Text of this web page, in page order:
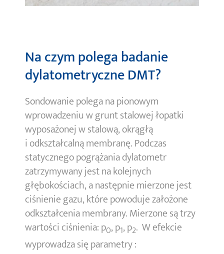
Na czym polega badanie
dylatometryczne DMT?
Sondowanie polega na pionowym
wprowadzeniu w grunt stalowej łopatki
wyposażonej w stalową, okrągłą
i odkształcalną membranę. Podczas
statycznego pogrążania dylatometr
zatrzymywany jest na kolejnych
głębokościach, a następnie mierzone jest
ciśnienie gazu, które powoduje założone
odkształcenia membrany. Mierzone są trzy
wartości ciśnienia: p0, p1, p2. W efekcie
wyprowadza się parametry :